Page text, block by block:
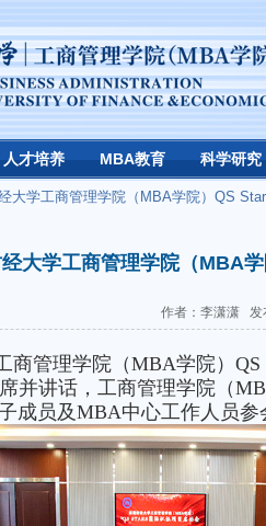
人才培养 MBA教育 科学研究
大学工商管理学院（MBA学院）QS
大学工商管理学院（MBA
作者：李潇潇 发
商管理学院（MBA学院）
并讲话，工商管理学院（
成员及MBA中心工作人员参